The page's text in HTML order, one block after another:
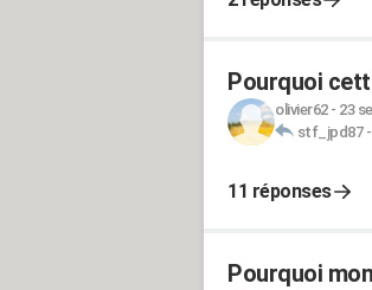
Pourquoi
olivier62- 23
stf_jpd87-
11 réponses
Pourquoi